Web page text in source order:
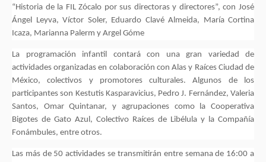
“Historia de la FIL Zócalo por sus directoras y directores”, con José
Ángel Leyva, Víctor Soler, Eduardo Clavé Almeida, María Cortina
Icaza, Marianna Palerm y Argel Góme
La programación infantil contará con una gran variedad de
actividades organizadas en colaboración con Alas y Raíces Ciudad de
México, colectivos y promotores culturales. Algunos de los
participantes son Kestutis Kasparavicius, Pedro J. Fernández, Valeria
Santos, Omar Quintanar, y agrupaciones como la Cooperativa
Bigotes de Gato Azul, Colectivo Raíces de Libélula y la Compañía
Fonámbules, entre otros.
Las más de 50 actividades se transmitirán entre semana de 16:00 a